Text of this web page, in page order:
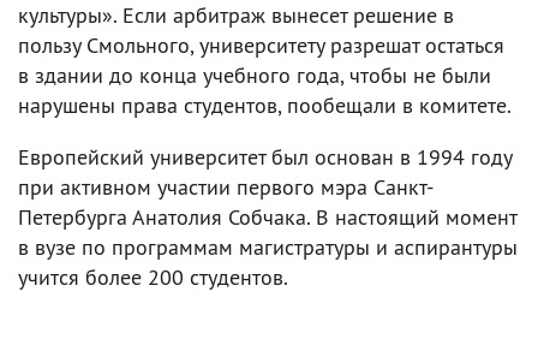
культуры». Если арбитраж вынесет решение в
пользу Смольного, университету разрешат остаться
в здании до конца учебного года, чтобы не были
нарушены права студентов, пообещали в комитете.
Европейский университет был основан в 1994 году
при активном участии первого мэра Санкт-
Петербурга Анатолия Собчака. В настоящий момент
в вузе по программам магистратуры и аспирантуры
учится более 200 студентов.